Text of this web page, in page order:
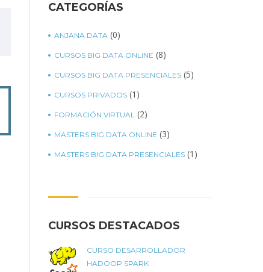
CATEGORÍAS
ANJANA DATA (0)
CURSOS BIG DATA ONLINE (8)
CURSOS BIG DATA PRESENCIALES (5)
CURSOS PRIVADOS (1)
FORMACIÓN VIRTUAL (2)
MASTERS BIG DATA ONLINE (3)
MASTERS BIG DATA PRESENCIALES (1)
CURSOS DESTACADOS
CURSO DESARROLLADOR
HADOOP SPARK